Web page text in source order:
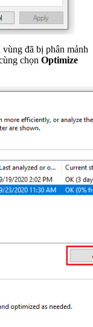
đã bị phân mảnh
chọn Optimize